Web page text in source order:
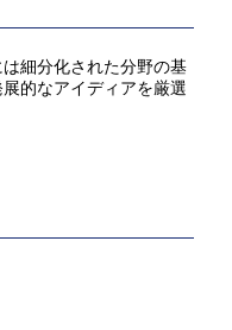
細分化された分野の基
的なアイディアを厳選